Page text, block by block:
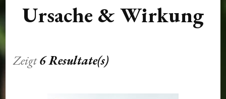
Ursache & Wirkung
Zeigt6 Resultate(s)